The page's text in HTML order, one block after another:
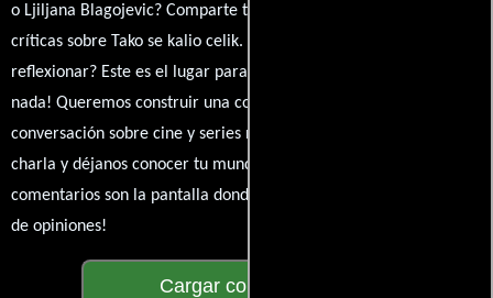
o Ljiljana Blagojevic? Comparte tus pensamientos, emociones y
críticas sobre Tako se kalio celik. ¿Te hizo reír, llorar o
reflexionar? Este es el lugar para expresarlo. ¡No te guardes
nada! Queremos construir una comunidad apasionada donde la
conversación sobre cine y series nunca se detenga. Únete a la
charla y déjanos conocer tu mundo cinematográfico. ¡Los
comentarios son la pantalla donde se proyecta nuestra diversidad
de opiniones!
Cargar comentarios